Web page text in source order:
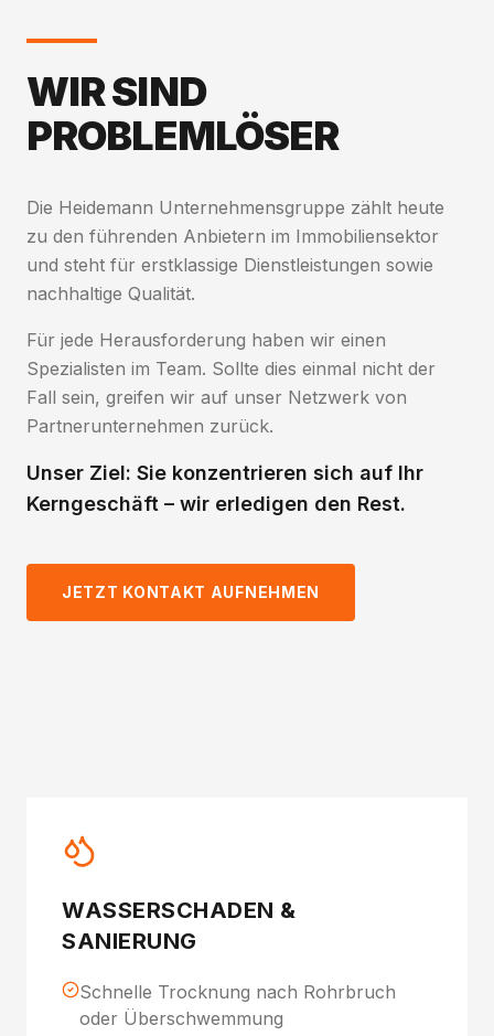
WIR SIND
PROBLEMLÖSER
Die Heidemann Unternehmensgruppe zählt heute
zu den führenden Anbietern im Immobiliensektor
und steht für erstklassige Dienstleistungen sowie
nachhaltige Qualität.
Für jede Herausforderung haben wir einen
Spezialisten im Team. Sollte dies einmal nicht der
Fall sein, greifen wir auf unser Netzwerk von
Partnerunternehmen zurück.
Unser Ziel: Sie konzentrieren sich auf Ihr
Kerngeschäft – wir erledigen den Rest.
JETZT KONTAKT AUFNEHMEN
WASSERSCHADEN &
SANIERUNG
Schnelle Trocknung nach Rohrbruch
oder Überschwemmung